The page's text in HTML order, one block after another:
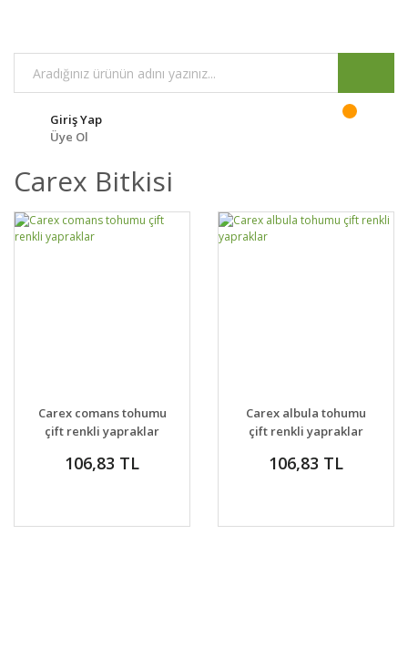
Giriş Yap
Üye Ol
Carex Bitkisi
DETAYLAR
VER
Carex comans tohumu
çift renkli yapraklar
106,83 TL
DETAYLAR
VER
Carex albula tohumu
çift renkli yapraklar
106,83 TL